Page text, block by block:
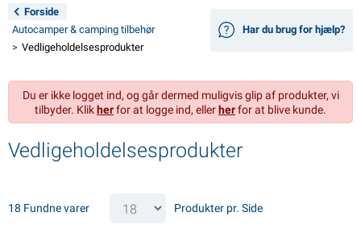
udstyr til trailer
Belysning
Belysning Aspöck
Belysning Radex
belysning for tilhengere
& solprodukter
& 24V tilbehør
og topbetræk
& bobil invendig
til gas
og beslag
og sjækler
og vedligeholdelse
English
Svenska
Norsk
Forside
Autocamper & camping tilbehør
Vedligeholdelsesprodukter
Har du brug for hjælp?
Du er ikke logget ind, og går dermed muligvis glip af produkter, vi
tilbyder. Klikherfor at logge ind, ellerherfor at blive kunde.
Vedligeholdelsesprodukter
18 Fundne varer Produkter pr. Side